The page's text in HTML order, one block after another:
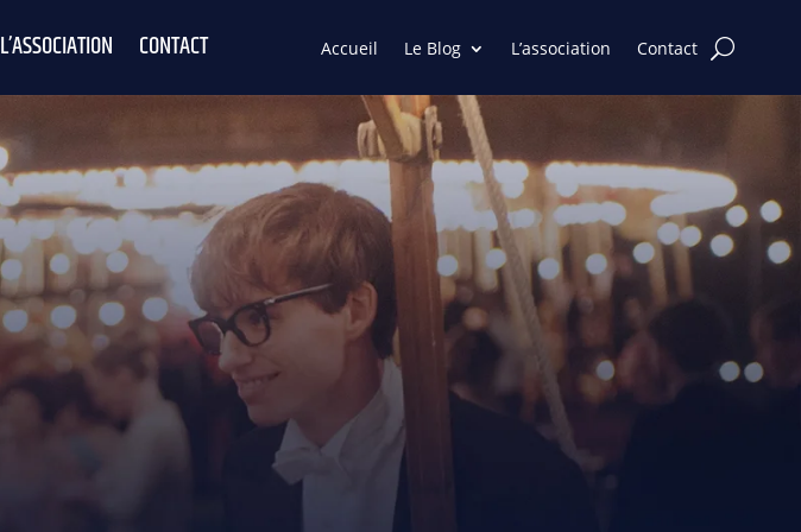
L’ASSOCIATION CONTACT Accueil Le Blog L’association Contact